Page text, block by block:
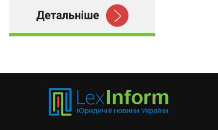
речовини, а також встановлення моменту виникнення
відповідного умислу.
Отже Верховний Суд дійшов висновку, що з огляду
засіб, мала умисел на його незаконний збут, без
окрім великого розміру наркотичної речовини та її
розфасування, були передчасними.